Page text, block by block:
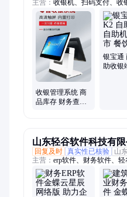
主营： 收银机、扫码支付、收
系统、智能收银软件、零食
装店收银、移动端收银、收
码、秤重一体机、电子秤一
手机收银扫码、商业收款设
餐饮饭店收银、超市自助收银
收银管理系统 商
品库存 财务查询
银宝通
助收银
山东轻谷软件科技有限
回复及时 真实性已核验
山
主营： erp软件、财务软件、
件、财务进销存软件、金蝶软